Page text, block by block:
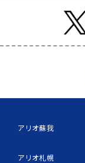
アリオ蘇我
アリオ札幌